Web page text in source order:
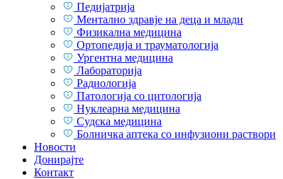
Педијатрија
Ментално здравје на деца и млади
Физикална медицина
Ортопедија и трауматологија
Ургентна медицина
Лабораторија
Радиологија
Патологија со цитологија
Нуклеарна медицина
Судска медицина
Болничка аптека со инфузиони раствори
Новости
Донирајте
Контакт